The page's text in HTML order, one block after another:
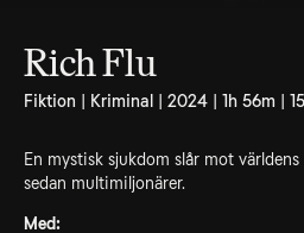
Rich Flu
Fiktion | Kriminal | 2024 | 1h 56m |
En mystisk sjukdom slår mot
sedan multimiljonärer.
Med: